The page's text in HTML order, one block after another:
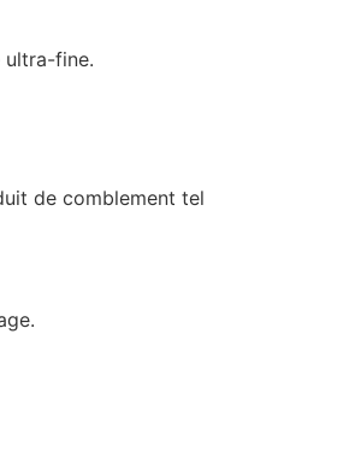
ultra-fine.
de comblement tel